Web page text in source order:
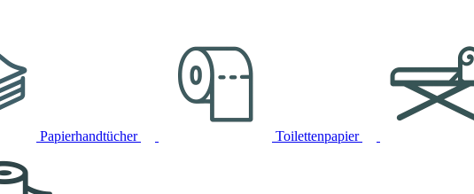
Papierhandtücher Toilettenpapier